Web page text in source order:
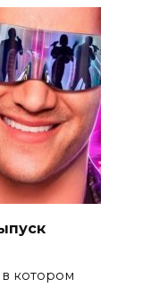
котором